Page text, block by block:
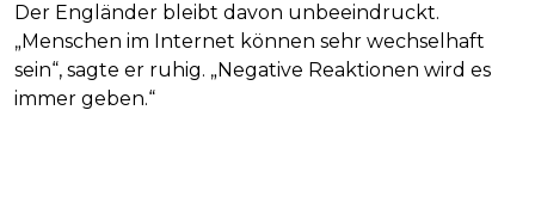
Der Engländer bleibt davon unbeeindruckt.
„Menschen im Internet können sehr wechselhaft
sein“, sagte er ruhig. „Negative Reaktionen wird es
immer geben.“